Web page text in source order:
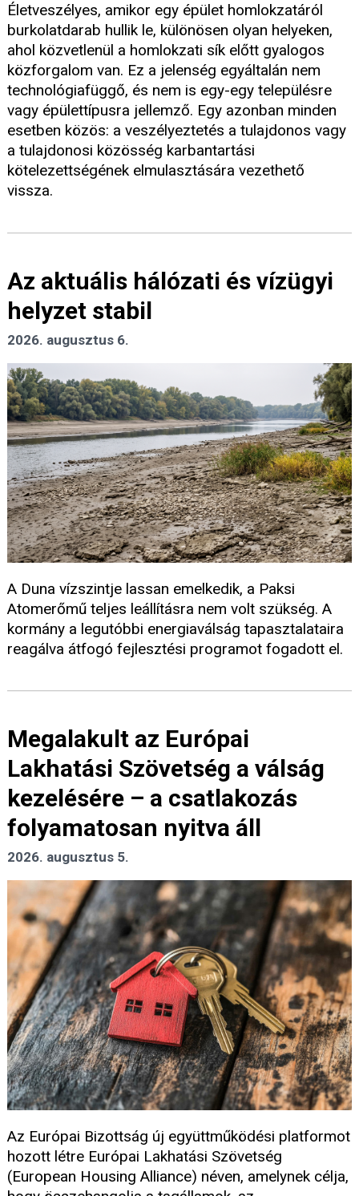
Életveszélyes, amikor egy épület homlokzatáról
burkolatdarab hullik le, különösen olyan helyeken,
ahol közvetlenül a homlokzati sík előtt gyalogos
közforgalom van. Ez a jelenség egyáltalán nem
technológiafüggő, és nem is egy-egy településre
vagy épülettípusra jellemző. Egy azonban minden
esetben közös: a veszélyeztetés a tulajdonos vagy
a tulajdonosi közösség karbantartási
kötelezettségének elmulasztására vezethető
vissza.
Az aktuális hálózati és vízügyi
helyzet stabil
2026. augusztus 6.
A Duna vízszintje lassan emelkedik, a Paksi
Atomerőmű teljes leállításra nem volt szükség. A
kormány a legutóbbi energiaválság tapasztalataira
reagálva átfogó fejlesztési programot fogadott el.
Megalakult az Európai
Lakhatási Szövetség a válság
kezelésére – a csatlakozás
folyamatosan nyitva áll
2026. augusztus 5.
Az Európai Bizottság új együttműködési platformot
hozott létre Európai Lakhatási Szövetség
(European Housing Alliance) néven, amelynek célja,